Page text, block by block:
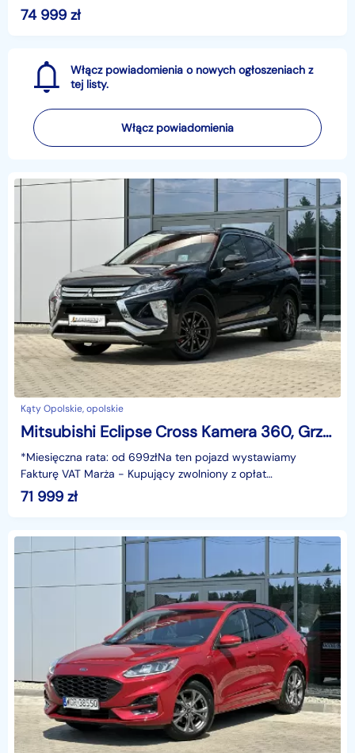
skarbowych.Gwarancja: 6 miesięcy.Cechy
szczególne:Ekonomiczny
74 999 zł
Włącz powiadomienia o nowych ogłoszeniach z
tej listy.
Włącz powiadomienia
Kąty Opolskie, opolskie
Mitsubishi Eclipse Cross Kamera 360, Grzane fotele, HUD, Climatronic, Tempomat, Hak, GWARANCJ
*Miesięczna rata: od 699złNa ten pojazd wystawiamy
Fakturę VAT Marża - Kupujący zwolniony z opłat
skarbowych.Gwarancja: 6 miesięcy.Cechy
szczególne:dynamiczny b
71 999 zł